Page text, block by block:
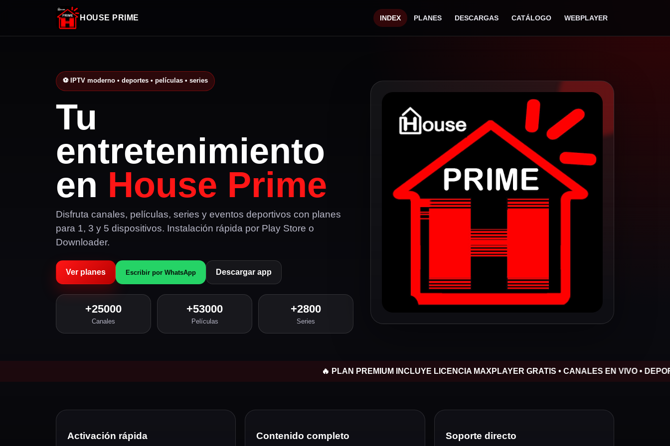
HOUSE PRIME INDEX PLANES DESCARGAS CATÁLOGO WEBPLAYER
⚽ IPTV moderno • deportes • películas • series
Tu
entretenimiento
en House Prime
Disfruta canales, películas, series y eventos deportivos con planes
para 1, 3 y 5 dispositivos. Instalación rápida por Play Store o
Downloader.
Ver planes Escribir por WhatsApp Descargar app
+25000
Canales
+53000
Películas
+2800
Series
🔥 PLAN PREMIUM INCLUYE LICENCIA MAXPLAYER GRATIS • CANALES EN VIVO •
Activación rápida Contenido completo Soporte directo